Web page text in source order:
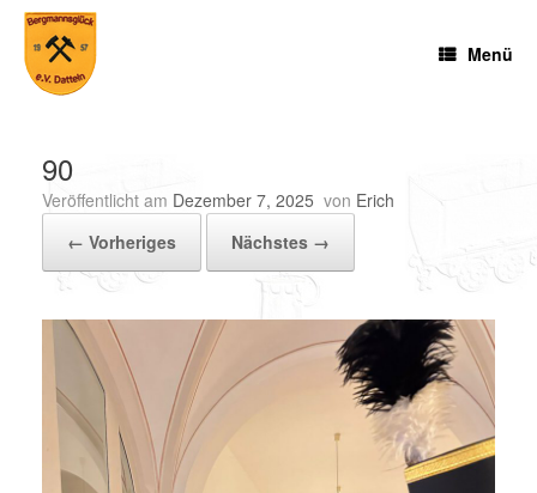
Zum
Inhalt
springen
Menü
90
Veröffentlicht am Dezember 7, 2025 von Erich
← Vorheriges
Nächstes →